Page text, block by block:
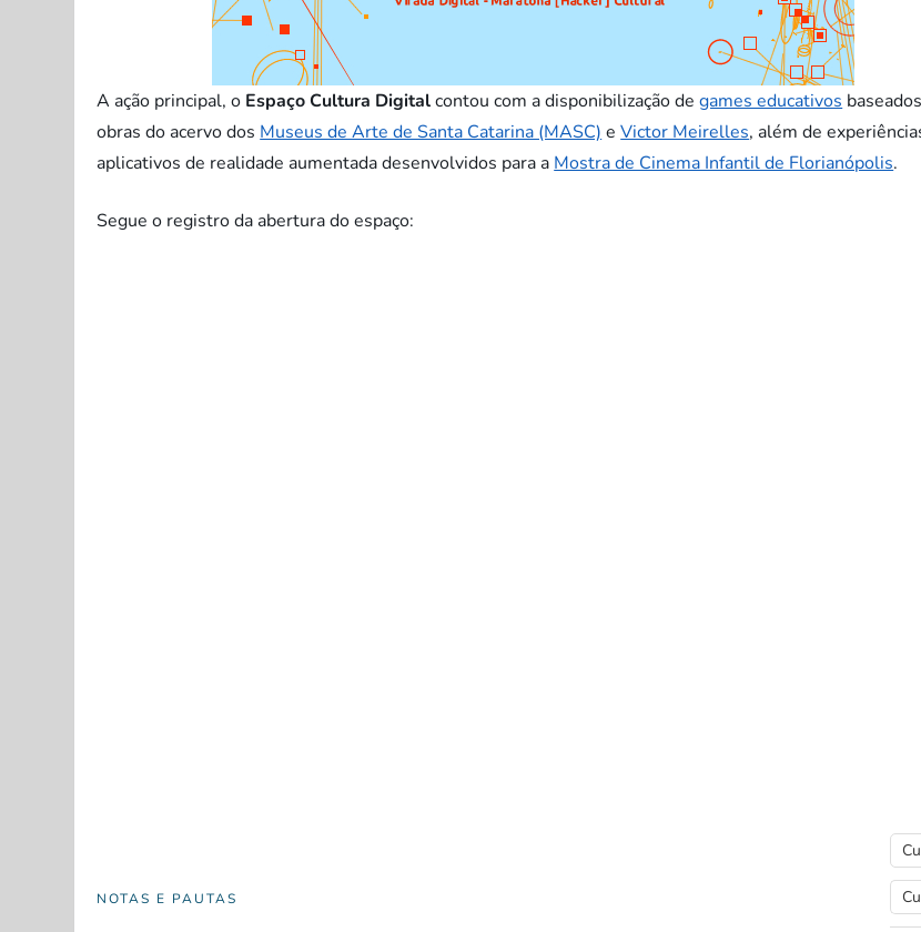
A ação principal, o Espaço Cultura Digitalcontou com a disponibilização degames educativos
obras do acervo dos Museus de Arte de Santa Catarina (MASC) eVictor Meirelles, além de
aplicativos de realidade aumentada desenvolvidos para a Mostra de Cinema Infantil de Florianópolis.
Segue o registro da abertura do espaço:
NOTAS E PAUTAS